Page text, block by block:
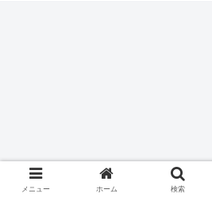
メニュー ホーム 検索